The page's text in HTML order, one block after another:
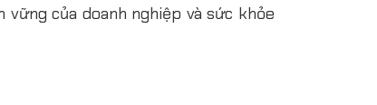
của doanh nghiệp và sức khỏe